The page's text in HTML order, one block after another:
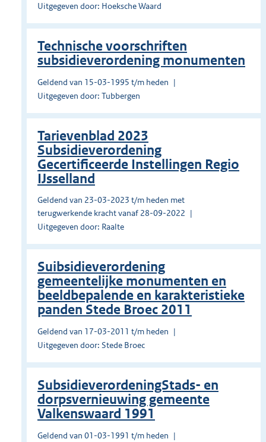
Uitgegeven door: Hoeksche Waard
Technische voorschriften
subsidieverordening monumenten
Geldend van 15-03-1995 t/m heden
Uitgegeven door: Tubbergen
Tarievenblad 2023
Subsidieverordening
Gecertificeerde Instellingen Regio
IJsselland
Geldend van 23-03-2023 t/m heden met
terugwerkende kracht vanaf 28-09-2022
Uitgegeven door: Raalte
Suibsidieverordening
gemeentelijke monumenten en
beeldbepalende en karakteristieke
panden Stede Broec 2011
Geldend van 17-03-2011 t/m heden
Uitgegeven door: Stede Broec
SubsidieverordeningStads- en
dorpsvernieuwing gemeente
Valkenswaard 1991
Geldend van 01-03-1991 t/m heden